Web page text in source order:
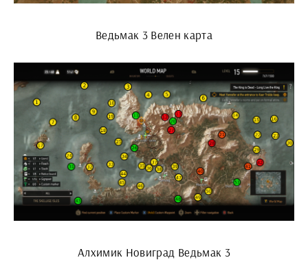
Ведьмак 3 Велен карта
Алхимик Новиград Ведьмак 3